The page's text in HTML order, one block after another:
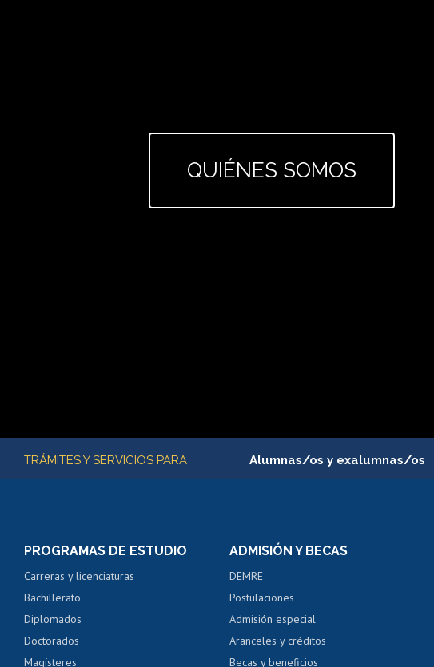
QUIÉNES SOMOS
Más información
TRÁMITES Y SERVICIOS PARA Alumnas/os y exalumnas/os
Consulta y certificado de notas
Servicio médico y dental
Pago de arancel y crédito alumnos
Pago de arancel y crédito exalumnos
Certificado de títulos y grados
PROGRAMAS DE ESTUDIO
Carreras y licenciaturas
Bachillerato
Diplomados
Doctorados
Magísteres
ADMISIÓN Y BECAS
DEMRE
Postulaciones
Admisión especial
Aranceles y créditos
Becas y beneficios